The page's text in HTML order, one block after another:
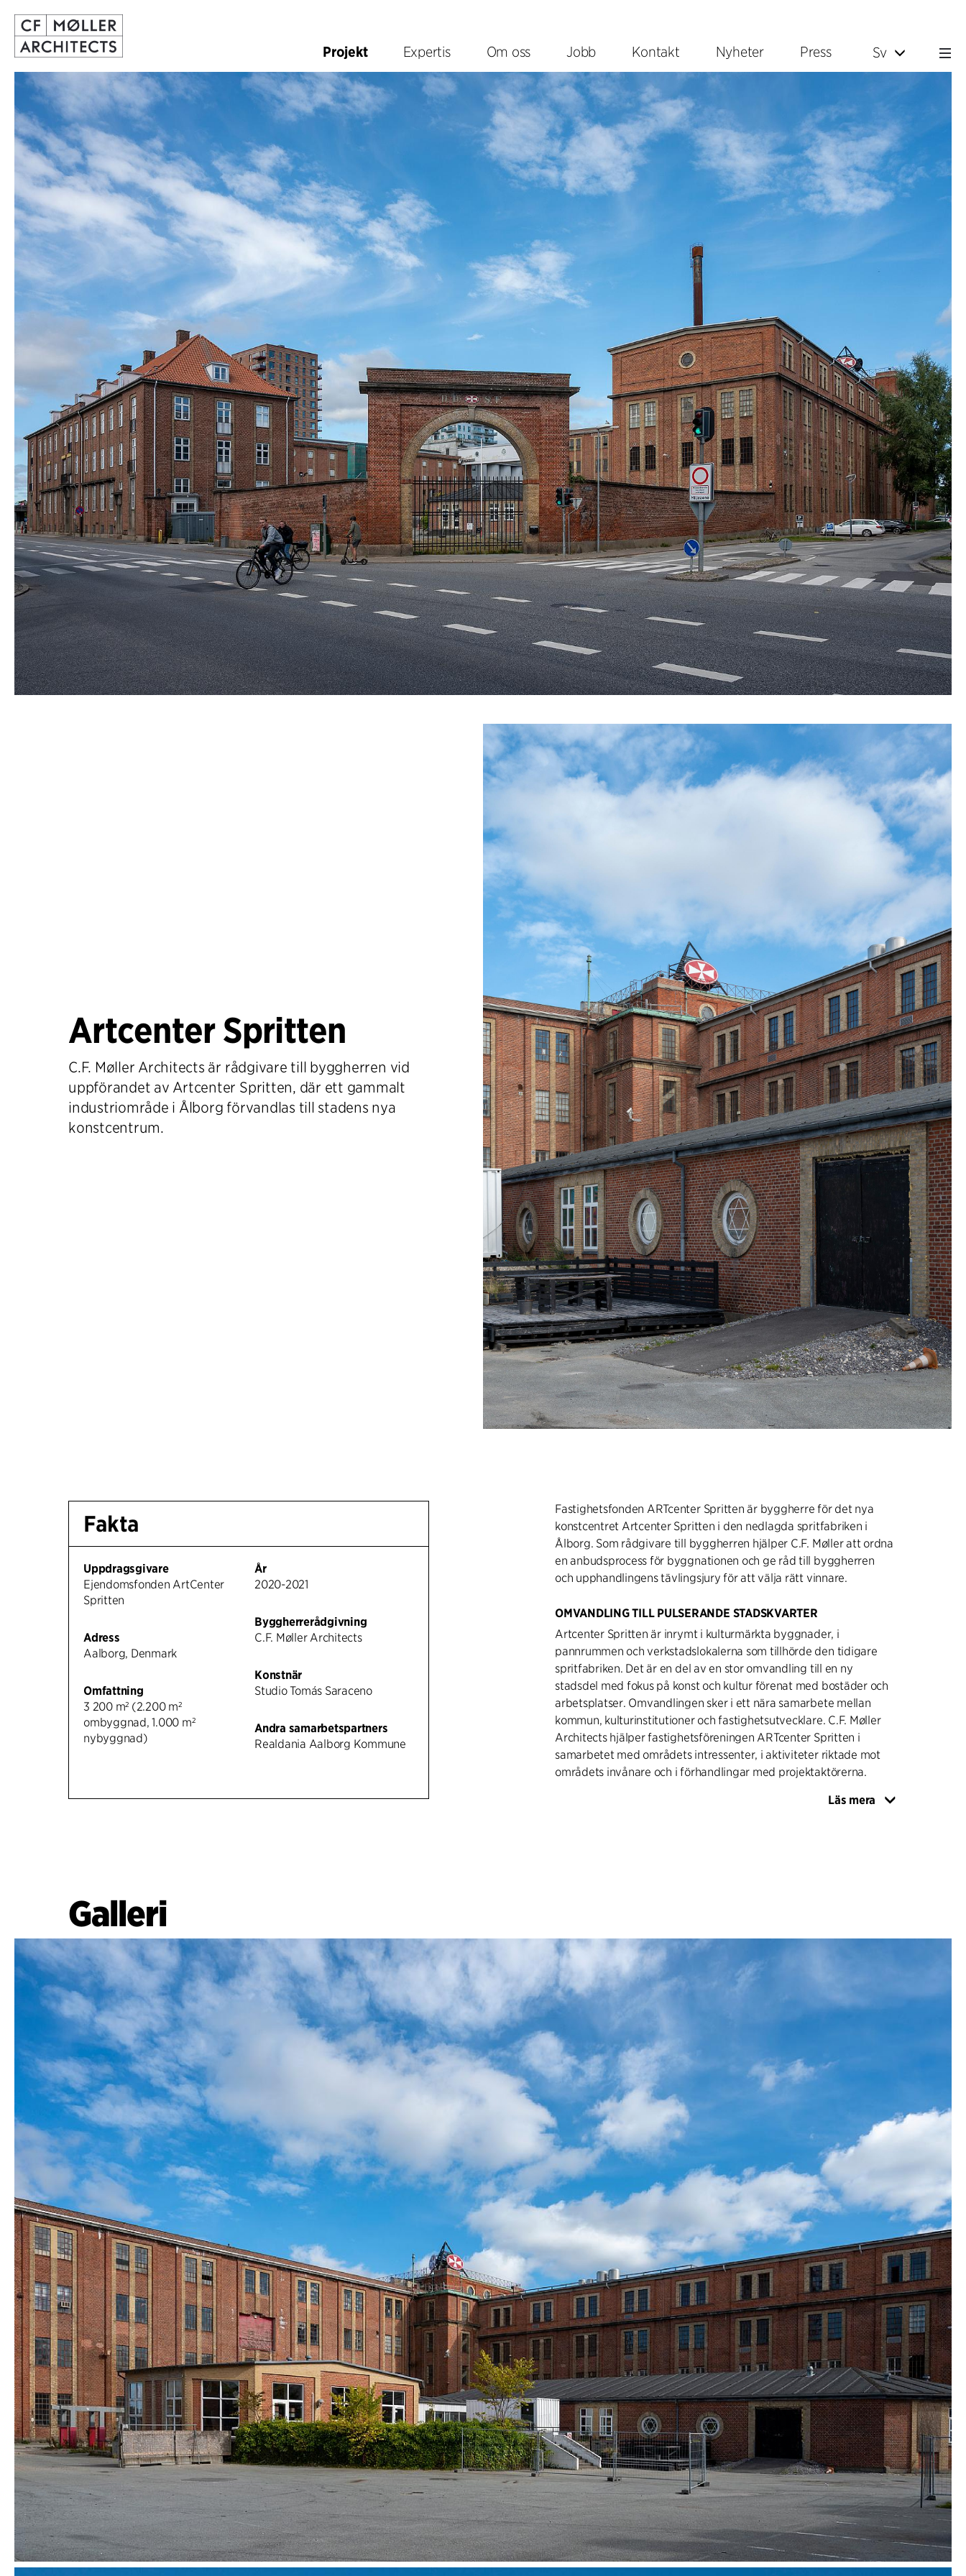
Projekt Expertis Om oss Jobb Kontakt Nyheter Press Sv
Artcenter Spritten
C.F. Møller Architects är rådgivare till byggherren vid
uppförandet av Artcenter Spritten, där ett gammalt
industriområde i Ålborg förvandlas till stadens nya
konstcentrum.
Fakta
Uppdragsgivare
Ejendomsfonden ArtCenter
Spritten
Adress
Aalborg, Denmark
Omfattning
3 200 m² (2.200 m²
ombyggnad, 1.000 m²
nybyggnad)
År
2020-2021
Byggherrerådgivning
C.F. Møller Architects
Konstnär
Studio Tomás Saraceno
Andra samarbetspartners
Realdania Aalborg Kommune
Fastighetsfonden ARTcenter Spritten är byggherre för det nya
konstcentret Artcenter Spritten i den nedlagda spritfabriken i
Ålborg. Som rådgivare till byggherren hjälper C.F. Møller att ordna
en anbudsprocess för byggnationen och ge råd till byggherren
och upphandlingens tävlingsjury för att välja rätt vinnare.
OMVANDLING TILL PULSERANDE STADSKVARTER
Artcenter Spritten är inrymt i kulturmärkta byggnader, i
pannrummen och verkstadslokalerna som tillhörde den tidigare
spritfabriken. Det är en del av en stor omvandling till en ny
stadsdel med fokus på konst och kultur förenat med bostäder och
arbetsplatser. Omvandlingen sker i ett nära samarbete mellan
kommun, kulturinstitutioner och fastighetsutvecklare. C.F. Møller
Architects hjälper fastighetsföreningen ARTcenter Spritten i
samarbetet med områdets intressenter, i aktiviteter riktade mot
områdets invånare och i förhandlingar med projektaktörerna.
Ambitionen är att Artcenter ska bidra till att nytt kulturarv
Tomás Saraceno.
C.F. Møllers rådgivande roll har därmed bidragit till att
fastighetsföreningen Artcenter Spritten kommer att förverkliga
omvandla den gamla spritfabriken på ett sådant sätt att dess
industriella förflutna skapar konkreta ramar för framtidens
kulturliv i Ålborg.
Läs mera
Galleri